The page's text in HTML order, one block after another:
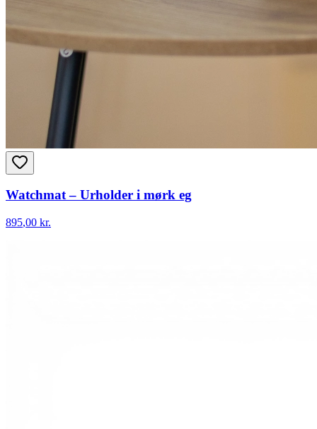
Watchmat – Urholder i mørk eg
895,00 kr.